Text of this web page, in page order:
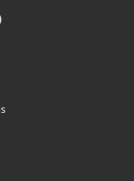
Mineral
& Tecnologia